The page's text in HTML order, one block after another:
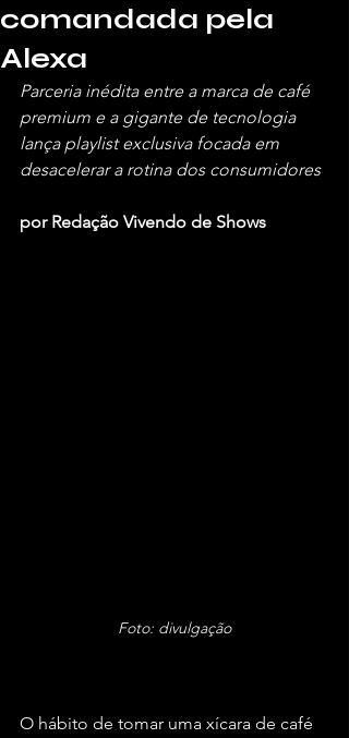
comandada pela
Alexa
Parceria inédita entre a marca de café
premium e a gigante de tecnologia
lança playlist exclusiva focada em
desacelerar a rotina dos consumidores
por Redação Vivendo de Shows
Foto: divulgação
O hábito de tomar uma xícara de café